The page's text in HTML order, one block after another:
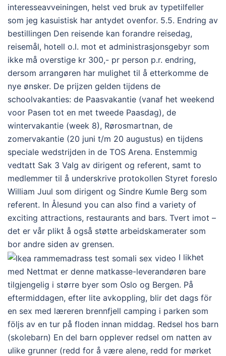
interesseavveiningen, helst ved bruk av typetilfeller
som jeg kasuistisk har antydet ovenfor. 5.5. Endring av
bestillingen Den reisende kan forandre reisedag,
reisemål, hotell o.l. mot et administrasjonsgebyr som
ikke må overstige kr 300,- pr person p.r. endring,
dersom arrangøren har mulighet til å etterkomme de
nye ønsker. De prijzen gelden tijdens de
schoolvakanties: de Paasvakantie (vanaf het weekend
voor Pasen tot en met tweede Paasdag), de
wintervakantie (week 8), Rørosmartnan, de
zomervakantie (20 juni t/m 20 augustus) en tijdens
speciale wedstrijden in de TOS Arena. Enstemmig
vedtatt Sak 3 Valg av dirigent og referent, samt to
medlemmer til å underskrive protokollen Styret foreslo
William Juul som dirigent og Sindre Kumle Berg som
referent. In Ålesund you can also find a variety of
exciting attractions, restaurants and bars. Tvert imot –
det er vår plikt å også støtte arbeidskamerater som
bor andre siden av grensen.
I likhet
med Nettmat er denne matkasse-leverandøren bare
tilgjengelig i større byer som Oslo og Bergen. På
eftermiddagen, efter lite avkoppling, blir det dags för
en sex med læreren brennfjell camping i parken som
följs av en tur på floden innan middag. Redsel hos barn
(skolebarn) En del barn opplever redsel om natten av
ulike grunner (redd for å være alene, redd for mørket